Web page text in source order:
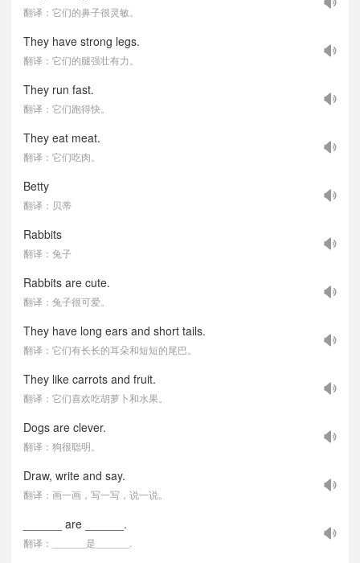
翻译：它们的鼻子很灵敏。
They have strong legs.
翻译：它们的腿强壮有力。
They run fast.
翻译：它们跑得快。
They eat meat.
翻译：它们吃肉。
Betty
翻译：贝蒂
Rabbits
翻译：兔子
Rabbits are cute.
翻译：兔子很可爱。
They have long ears and short tails.
翻译：它们有长长的耳朵和短短的尾巴。
They like carrots and fruit.
翻译：它们喜欢吃胡萝卜和水果。
Dogs are clever.
翻译：狗很聪明。
Draw, write and say.
翻译：画一画，写一写，说一说。
______ are ______.
翻译：______是______.